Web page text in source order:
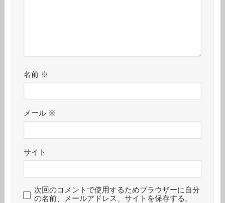
名前 ※
メール ※
サイト
次回のコメントで使用するためブラウザーに自分
の名前、メールアドレス、サイトを保存する。